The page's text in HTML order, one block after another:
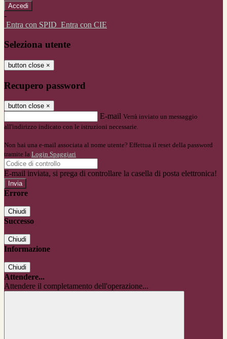
-
Entra con SPID Entra con CIE
Seleziona utente
button close ×
Recupero password
button close ×
E-mail Verrà inviato un messaggio
all'indirizzo indicato con le istruzioni necessarie.
Non hai una e-mail associata al nome utente? Effettua il reset della password
tramite la Login Spaggiari
E-mail inviata, si prega di controllare la casella di posta elettronica!
Errore
Chiudi
Successo
Chiudi
Informazione
Chiudi
Attendere...
Attendere il completamento dell'operazione...